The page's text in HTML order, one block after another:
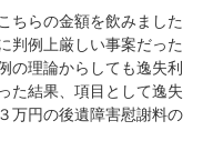
ちらの金額を飲みました
判例上厳しい事案だった
の理論からしても逸失利
た結果、項目として逸失
万円の後遺障害慰謝料の